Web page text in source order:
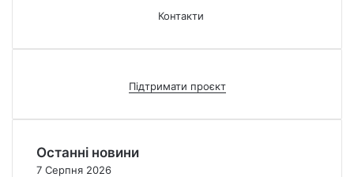
Контакти
Підтримати проєкт
Останні новини
7 Серпня 2026